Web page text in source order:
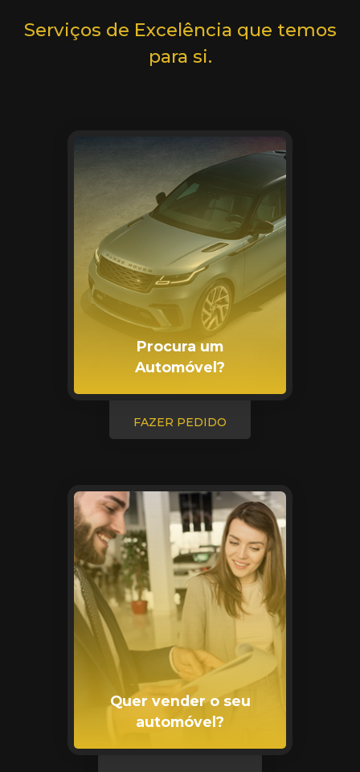
Serviços de Excelência que temos
para si.
Procura um
Automóvel?
FAZER PEDIDO
Quer vender o seu
automóvel?